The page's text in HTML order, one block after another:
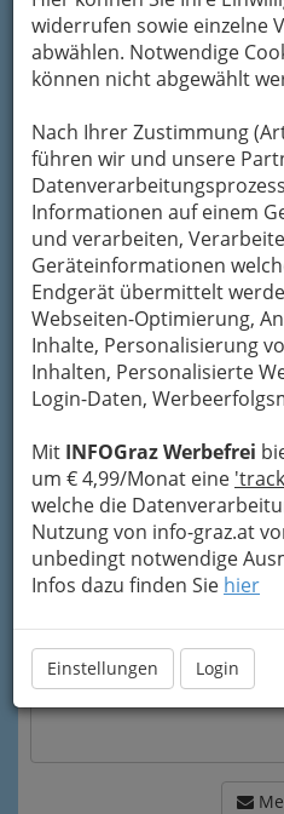
widerrufen sowie einzelne
abwählen. Notwendige
können nicht abgewählt
Nach Ihrer Zustimmung
führen wir und unsere
Informationen auf einem
und verarbeiten,
Geräteinformationen
Endgerät übermittelt
Webseiten-Optimierung,
Inhalte, Personalisierung
Inhalten, Personalisierte
Login-Daten,
Mit INFOGraz Werbefrei
um € 4,99/Monat eine
welche die
Nutzung von info-graz.at
unbedingt notwendige
Infos dazu finden Sie hier
Einstellungen Login
Um die Info-Graz Firmen
bewahren , verwenden
Übermittlung Ihrer
Formular. Ihre
Absenden
Unternehmen
Werkzeug - Grosshandel
Mein Name
Meine Email Adresse
Meine Nachricht